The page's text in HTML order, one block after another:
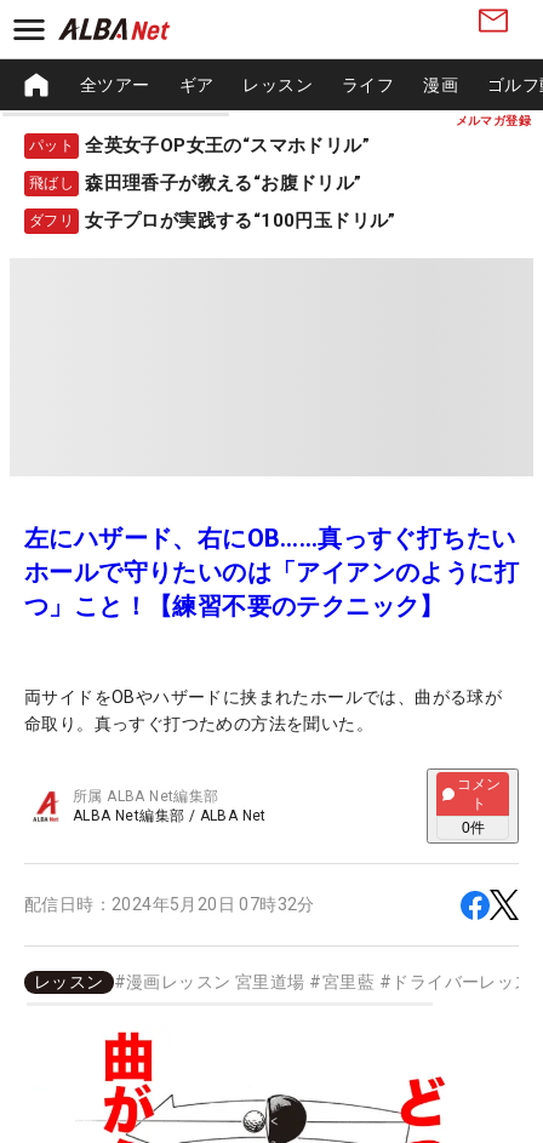
メルマガ登録
全ツアー ギア レッスン ライフ 漫画 ゴル
パット 全英女子OP女王の“スマホドリル”
飛ばし 森田理香子が教える“お腹ドリル”
ダフリ 女子プロが実践する“100円玉ドリル”
左にハザード、右にOB……真っすぐ打ちたい
ホールで守りたいのは「アイアンのように打
つ」こと！【練習不要のテクニック】
両サイドをOBやハザードに挟まれたホールでは、曲がる球が
命取り。真っすぐ打つための方法を聞いた。
所属ALBA Net編集部
ALBA Net編集部 / ALBA Net
コメン
ト
0件
配信日時： 2024年5月20日 07時32分
レッスン #漫画レッスン 宮里道場 #宮里藍 # ドライバーレッス